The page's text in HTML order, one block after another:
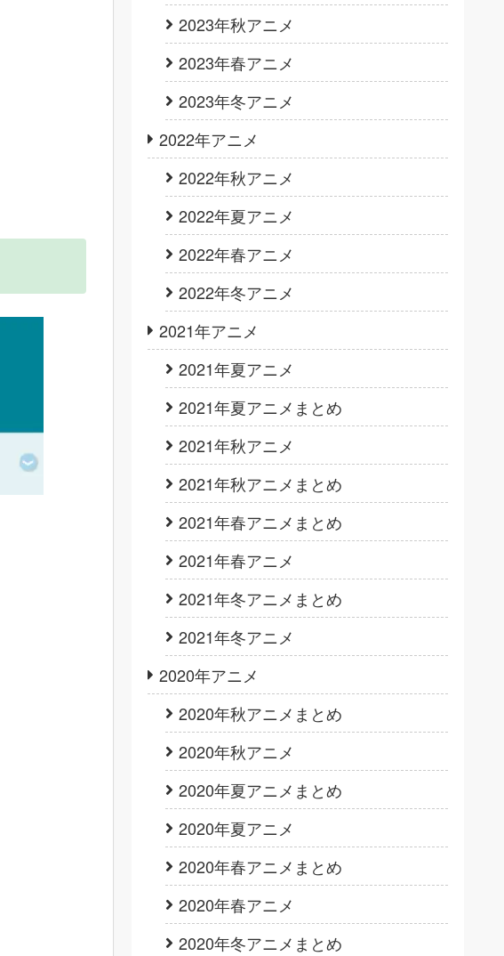
2023年秋アニメ
2023年春アニメ
2023年冬アニメ
2022年アニメ
2022年秋アニメ
2022年夏アニメ
2022年春アニメ
2022年冬アニメ
2021年アニメ
2021年夏アニメ
2021年夏アニメまとめ
2021年秋アニメ
2021年秋アニメまとめ
2021年春アニメまとめ
2021年春アニメ
2021年冬アニメまとめ
2021年冬アニメ
2020年アニメ
2020年秋アニメまとめ
2020年秋アニメ
2020年夏アニメまとめ
2020年夏アニメ
2020年春アニメまとめ
2020年春アニメ
2020年冬アニメまとめ